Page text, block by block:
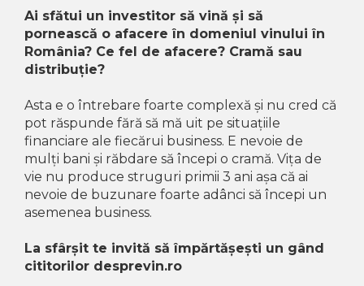
Ai sfătui un investitor să vină și să
pornească o afacere în domeniul vinului în
România? Ce fel de afacere? Cramă sau
distribuție?
Asta e o întrebare foarte complexă și nu cred că
pot răspunde fără să mă uit pe situațiile
financiare ale fiecărui business. E nevoie de
mulți bani și răbdare să începi o cramă. Vița de
vie nu produce struguri primii 3 ani așa că ai
nevoie de buzunare foarte adânci să începi un
asemenea business.
La sfârșit te invită să împărtășești un gând
cititorilor desprevin.ro